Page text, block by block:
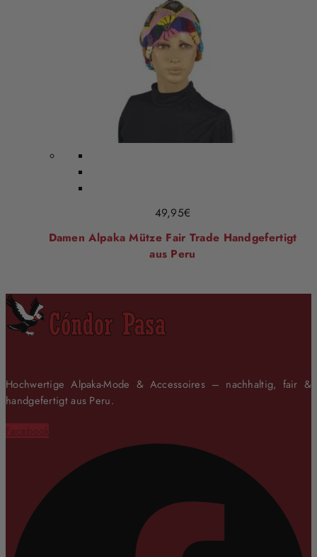
49,95€
Damen Alpaka Mütze Fair Trade Handgefertigt
aus Peru
Hochwertige Alpaka-Mode & Accessoires – nachhaltig, fair &
handgefertigt aus Peru.
Facebook